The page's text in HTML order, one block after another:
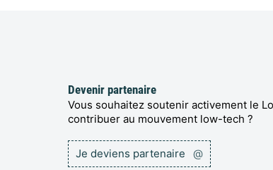
Devenir partenaire
Vous souhaitez soutenir activement le
contribuer au mouvement low-tech ?
Je deviens partenaire @